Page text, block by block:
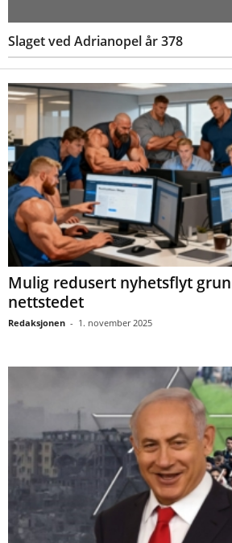
Slaget ved Adrianopel år 378
Mulig redusert nyhetsflyt
nettstedet
Redaksjonen - 1. november 2025